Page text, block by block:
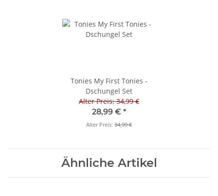
Tonies My First Tonies -
Dschungel Set
Alter Preis: 34,99 €
28,99 € *
Alter Preis: 34,99 €
Ähnliche Artikel